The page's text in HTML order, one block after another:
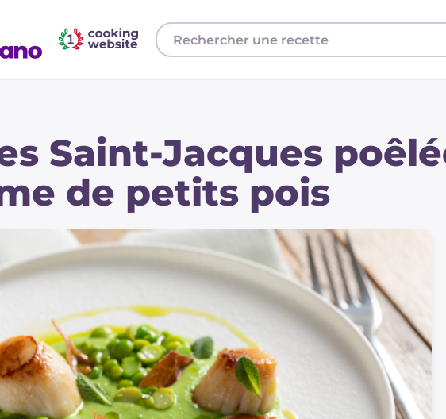
Saint-Jacques
de petits pois